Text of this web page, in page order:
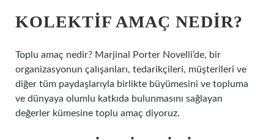
KOLEKTIF AMAÇ NEDIR?
Toplu amaç nedir? Marjinal Porter Novelli’de, bir
organizasyonun çalışanları, tedarikçileri, müşterileri ve
diğer tüm paydaşlarıyla birlikte büyümesini ve topluma
ve dünyaya olumlu katkıda bulunmasını sağlayan
değerler kümesine toplu amaç diyoruz.